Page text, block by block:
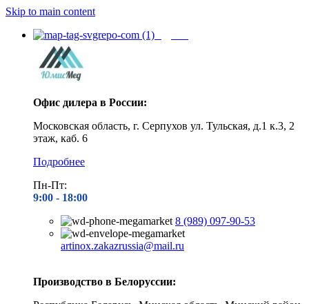
Skip to main content
Офис дилера в России:
Московская область, г. Серпухов ул. Тульская, д.1 к.3, 2
этаж, каб. 6
Подробнее
Пн-Пт:
9:00 - 18:00
8 (989) 097-90-53
artinox.zakazrussia@mail.ru
Производство в Белоруссии: